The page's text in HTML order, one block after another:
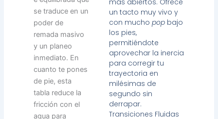
un tacto muy vivo y
con muchopop bajo
los pies,
permitiéndote
aprovechar la inercia
para corregir tu
trayectoria en
milésimas de
segundo sin
derrapar.
Transiciones Fluidas
se traduce en un
poder de
remada masivo
y un planeo
inmediato. En
cuanto te pones
de pie, esta
tabla reduce la
fricción con el
agua para